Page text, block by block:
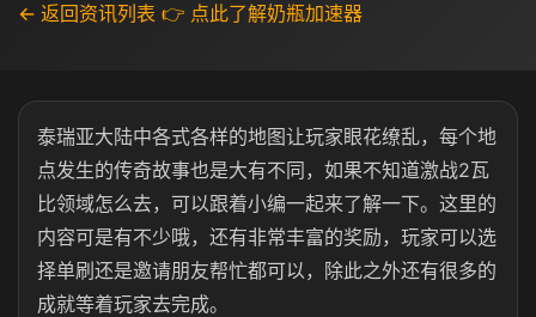
← 返回资讯列表 👉 点此了解奶瓶加速器
泰瑞亚大陆中各式各样的地图让玩家眼花缭乱，每个地
点发生的传奇故事也是大有不同，如果不知道激战2瓦
比领域怎么去，可以跟着小编一起来了解一下。这里的
内容可是有不少哦，还有非常丰富的奖励，玩家可以选
择单刷还是邀请朋友帮忙都可以，除此之外还有很多的
成就等着玩家去完成。